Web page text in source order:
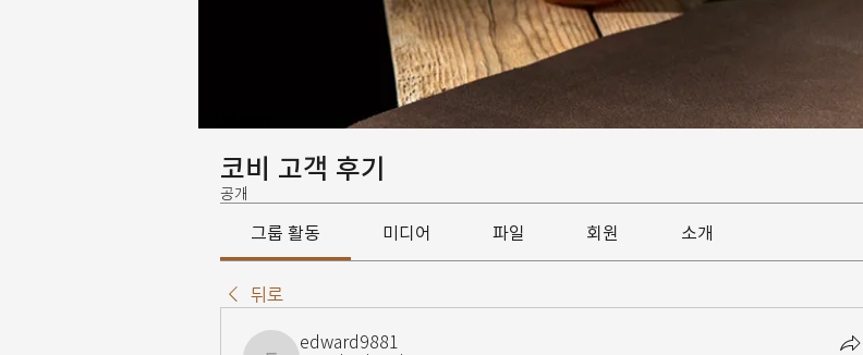
코비 고객 후기
공개
그룹 활동 미디어 파일 회원 소개
뒤로
edward9881